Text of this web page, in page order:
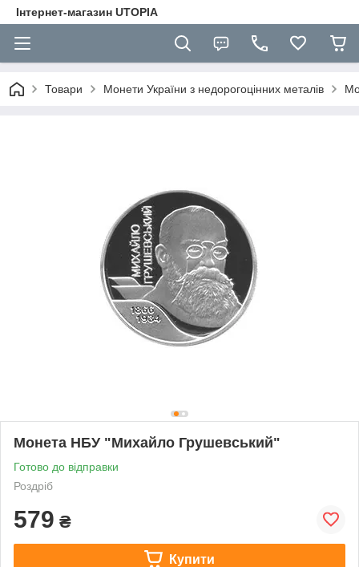
Інтернет-магазин UTOPIA
Товари Монети України з недорогоцінних металів
Монета НБУ "Михайло Грушевський"
Готово до відправки
Роздріб
579 ₴
Купити